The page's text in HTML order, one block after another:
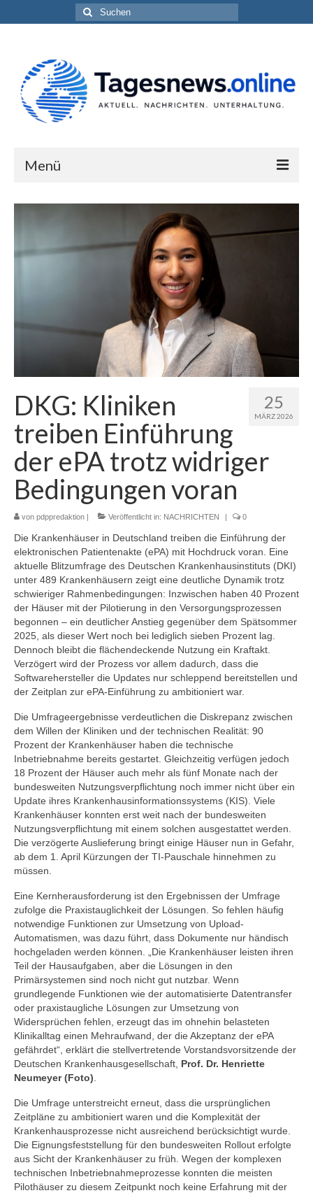
Suchen
nach:
Menü
Impressum
25
MÄRZ 2026
DKG: Kliniken
treiben Einführung
der ePA trotz widriger
Bedingungen voran
von pdppredaktion | Veröffentlicht in: NACHRICHTEN | 0
Die Krankenhäuser in Deutschland treiben die Einführung der
elektronischen Patientenakte (ePA) mit Hochdruck voran. Eine
aktuelle Blitzumfrage des Deutschen Krankenhausinstituts (DKI)
unter 489 Krankenhäusern zeigt eine deutliche Dynamik trotz
schwieriger Rahmenbedingungen: Inzwischen haben 40 Prozent
der Häuser mit der Pilotierung in den Versorgungsprozessen
begonnen – ein deutlicher Anstieg gegenüber dem Spätsommer
2025, als dieser Wert noch bei lediglich sieben Prozent lag.
Dennoch bleibt die flächendeckende Nutzung ein Kraftakt.
Verzögert wird der Prozess vor allem dadurch, dass die
Softwarehersteller die Updates nur schleppend bereitstellen und
der Zeitplan zur ePA-Einführung zu ambitioniert war.
Die Umfrageergebnisse verdeutlichen die Diskrepanz zwischen
dem Willen der Kliniken und der technischen Realität: 90
Prozent der Krankenhäuser haben die technische
Inbetriebnahme bereits gestartet. Gleichzeitig verfügen jedoch
18 Prozent der Häuser auch mehr als fünf Monate nach der
bundesweiten Nutzungsverpflichtung noch immer nicht über ein
Update ihres Krankenhausinformationssystems (KIS). Viele
Krankenhäuser konnten erst weit nach der bundesweiten
Nutzungsverpflichtung mit einem solchen ausgestattet werden.
Die verzögerte Auslieferung bringt einige Häuser nun in Gefahr,
ab dem 1. April Kürzungen der TI-Pauschale hinnehmen zu
müssen.
Eine Kernherausforderung ist den Ergebnissen der Umfrage
zufolge die Praxistauglichkeit der Lösungen. So fehlen häufig
notwendige Funktionen zur Umsetzung von Upload-
Automatismen, was dazu führt, dass Dokumente nur händisch
hochgeladen werden können. „Die Krankenhäuser leisten ihren
Teil der Hausaufgaben, aber die Lösungen in den
Primärsystemen sind noch nicht gut nutzbar. Wenn
grundlegende Funktionen wie der automatisierte Datentransfer
oder praxistaugliche Lösungen zur Umsetzung von
Widersprüchen fehlen, erzeugt das im ohnehin belasteten
Klinikalltag einen Mehraufwand, der die Akzeptanz der ePA
gefährdet“, erklärt die stellvertretende Vorstandsvorsitzende der
Deutschen Krankenhausgesellschaft, Prof. Dr. Henriette
Neumeyer (Foto)
Die Umfrage unterstreicht erneut, dass die ursprünglichen
Zeitpläne zu ambitioniert waren und die Komplexität der
Krankenhausprozesse nicht ausreichend berücksichtigt wurde.
Die Eignungsfeststellung für den bundesweiten Rollout erfolgte
aus Sicht der Krankenhäuser zu früh. Wegen der komplexen
technischen Inbetriebnahmeprozesse konnten die meisten
Pilothäuser zu diesem Zeitpunkt noch keine Erfahrung mit der